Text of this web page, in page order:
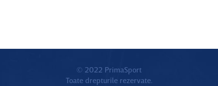
© 2022 PrimaSport
Toate drepturile rezervate.